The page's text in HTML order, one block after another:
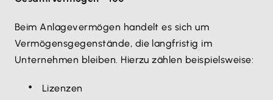
Beim Anlagevermögen handelt es sich um
Vermögensgegenstände, die langfristig im
Unternehmen bleiben. Hierzu zählen beispielsweise:
Lizenzen